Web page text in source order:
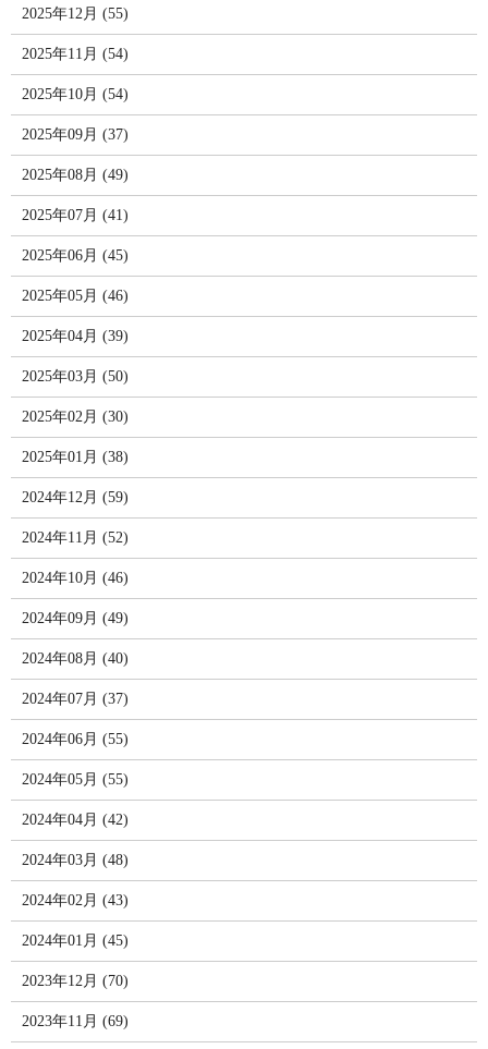
2025年12月 (55)
2025年11月 (54)
2025年10月 (54)
2025年09月 (37)
2025年08月 (49)
2025年07月 (41)
2025年06月 (45)
2025年05月 (46)
2025年04月 (39)
2025年03月 (50)
2025年02月 (30)
2025年01月 (38)
2024年12月 (59)
2024年11月 (52)
2024年10月 (46)
2024年09月 (49)
2024年08月 (40)
2024年07月 (37)
2024年06月 (55)
2024年05月 (55)
2024年04月 (42)
2024年03月 (48)
2024年02月 (43)
2024年01月 (45)
2023年12月 (70)
2023年11月 (69)